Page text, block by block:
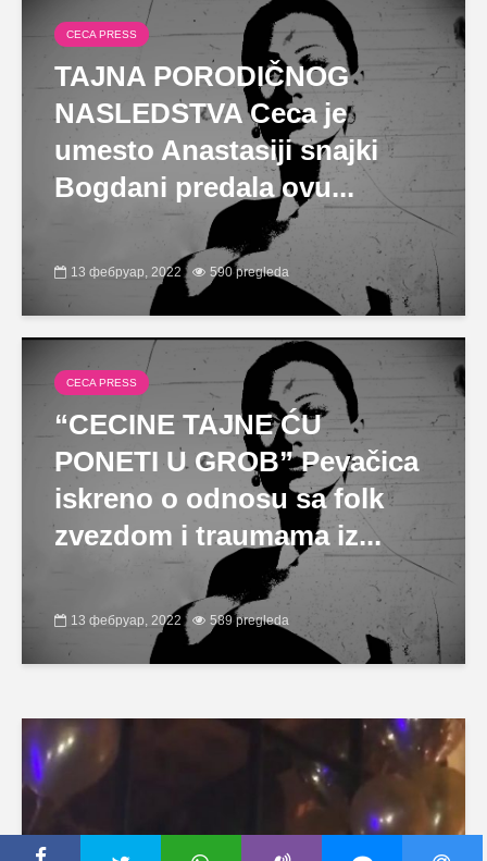
CECA PRESS
TAJNA PORODIČNOG
NASLEDSTVA Ceca je
umesto Anastasiji snajki
Bogdani predala ovu...
13 фебруар, 2022 590 pregleda
CECA PRESS
“CECINE TAJNE ĆU
PONETI U GROB” Pevačica
iskreno o odnosu sa folk
zvezdom i traumama iz...
13 фебруар, 2022 589 pregleda